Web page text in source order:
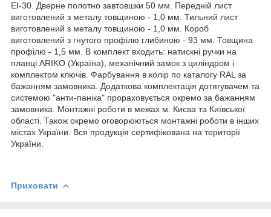
ЕІ-30. Дверне полотно завтовшки 50 мм. Передній лист
виготовлений з металу товщиною - 1,0 мм. Тильний лист
виготовлений з металу товщиною - 1,0 мм. Короб
виготовлений з гнутого профілю глибиною - 93 мм. Товщина
профілю - 1,5 мм. В комплект входить: натискні ручки на
планці ARIKO (Україна), механічний замок з циліндром і
комплектом ключів. Фарбування в колір по каталогу RAL за
бажанням замовника. Додаткова комплектація дотягувачем та
системою "анти-паніка" прораховується окремо за бажанням
замовника. Монтажні роботи в межах м. Києва та Київської
області. Також окремо оговорюються монтажні роботи в інших
містах України. Вся продукція сертифікована на території
України.
Приховати